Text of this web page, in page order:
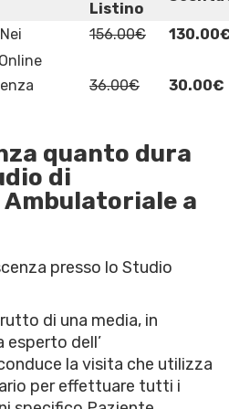
Listino
156.00€
36.00€ 30.00€
quanto dura
di
a
presso lo Studio
di una media, in
esperto dell’
la visita che utilizza
per effettuare tutti i